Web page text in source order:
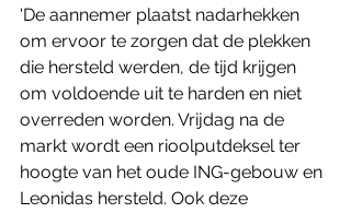
'De aannemer plaatst nadarhekken
om ervoor te zorgen dat de plekken
die hersteld werden, de tijd krijgen
om voldoende uit te harden en niet
overreden worden. Vrijdag na de
markt wordt een rioolputdeksel ter
hoogte van het oude ING-gebouw en
Leonidas hersteld. Ook deze